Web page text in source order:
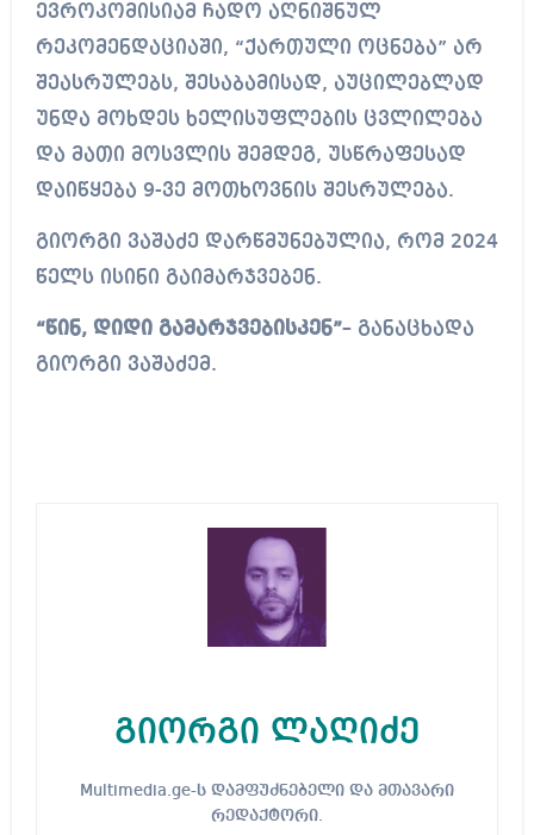
ევროკომისიამ ჩადო აღნიშნულ
რეკომენდაციაში, “ქართული ოცნება” არ
შეასრულებს, შესაბამისად, აუცილებლად
უნდა მოხდეს ხელისუფლების ცვლილება
და მათი მოსვლის შემდეგ, უსწრაფესად
დაიწყება 9-ვე მოთხოვნის შესრულება.
გიორგი ვაშაძე დარწმუნებულია, რომ 2024
წელს ისინი გაიმარჯვებენ.
“წინ, დიდი გამარჯვებისკენ”– განაცხადა
გიორგი ვაშაძემ.
გიორგი ლაღიძე
Multimedia.ge-ს დამფუძნებელი და მთავარი
რედაქტორი.